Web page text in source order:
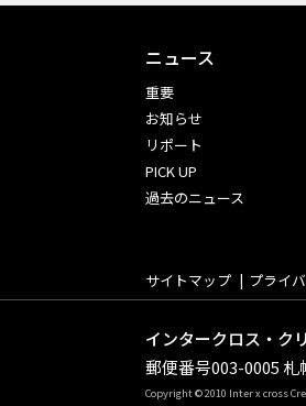
ニュース
重要
お知らせ
リポート
PICK UP
過去のニュース
サイトマップ プライ
インタークロス・ク
郵便番号003-0005
Copyright © 2010 Inter x cross